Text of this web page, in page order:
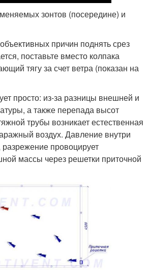
зонтов (посередине) и
причин поднять срез
поставьте вместо колпака
тягу за счет ветра (показан на
просто: из-за разницы внешней и
а также перепада высот
трубы возникает естественная
воздух. Давление внутри
провоцирует
массы через решетки приточной